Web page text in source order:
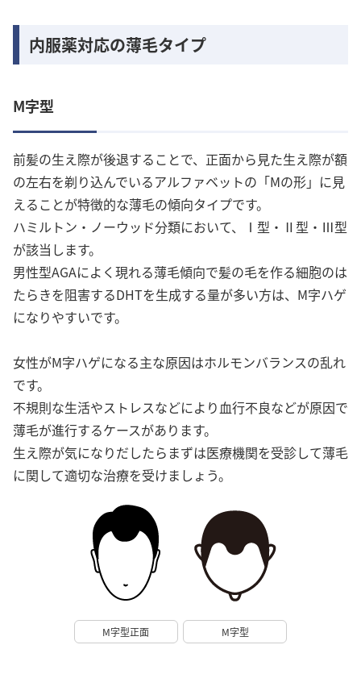
内服薬対応の薄毛タイプ
M字型
前髪の生え際が後退することで、正面から見た生え際が額
の左右を剃り込んでいるアルファベットの「Mの形」に見
えることが特徴的な薄毛の傾向タイプです。
ハミルトン・ノーウッド分類において、Ⅰ型・Ⅱ型・Ⅲ型
が該当します。
男性型AGAによく現れる薄毛傾向で髪の毛を作る細胞のは
たらきを阻害するDHTを生成する量が多い方は、M字ハゲ
になりやすいです。
女性がM字ハゲになる主な原因はホルモンバランスの乱れ
です。
不規則な生活やストレスなどにより血行不良などが原因で
薄毛が進行するケースがあります。
生え際が気になりだしたらまずは医療機関を受診して薄毛
に関して適切な治療を受けましょう。
M字型正面 M字型